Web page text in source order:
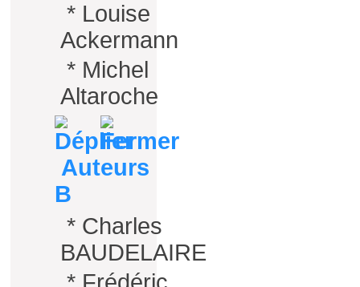
* Louise
Ackermann
* Michel
Altaroche
Auteurs
B
* Charles
BAUDELAIRE